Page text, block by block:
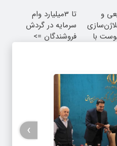
واقعی*
و
با
تا 3میلیارد وام
سرمایه در گردش
فروشندگان =>
›